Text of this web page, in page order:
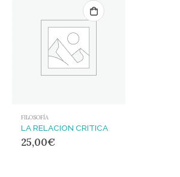
FILOSOFÍA
LA RELACION CRITICA
25,00€